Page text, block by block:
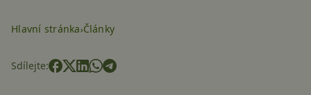
Hlavní stránka Články
Sdílejte: